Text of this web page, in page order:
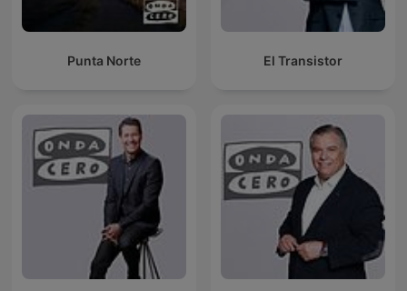
Punta Norte El Transistor